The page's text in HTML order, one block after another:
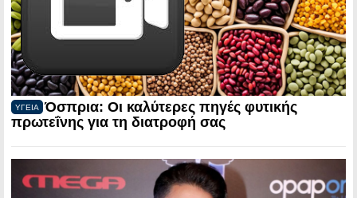
ΥΓΕΙΑ
Όσπρια: Οι καλύτερες πηγές φυτικής
πρωτεΐνης για τη διατροφή σας